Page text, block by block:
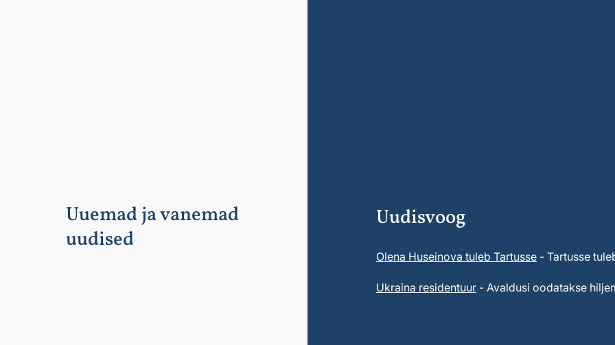
Uuemad ja vanemad
uudised
Uudisvoog
Olena Huseinova tuleb Tartusse - Tartusse
Ukraina residentuur - Avaldusi oodatakse